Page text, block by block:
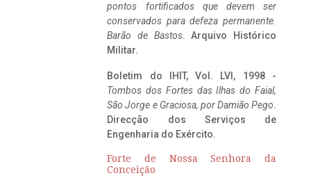
pontos fortificados que devem ser
conservados para defeza permanente.
Barão de Bastos. Arquivo Histórico
Militar.
Boletim do IHIT, Vol. LVI, 1998 -
Tombos dos Fortes das Ilhas do Faial,
São Jorge e Graciosa, por Damião Pego.
Direcção dos Serviços de
Engenharia do Exército.
Forte de Nossa Senhora da
Conceição